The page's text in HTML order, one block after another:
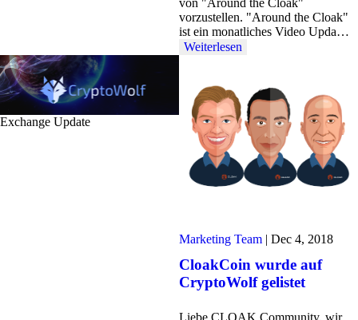
vorzustellen. "Around the Cloak"
ist ein monatliches Video Upda…
Weiterlesen
Exchange Update
Marketing Team | Dec 4, 2018
CloakCoin wurde auf
CryptoWolf gelistet
Liebe CLOAK Community, wir